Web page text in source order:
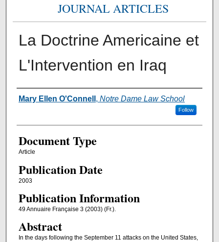
JOURNAL ARTICLES
La Doctrine Americaine et
L'Intervention en Iraq
Authors
Mary Ellen O'Connell , Notre Dame Law School
Follow
Document Type
Article
Publication Date
2003
Publication Information
49 Annuaire Française 3 (2003) (Fr.).
Abstract
In the days following the September 11 attacks on the United States,